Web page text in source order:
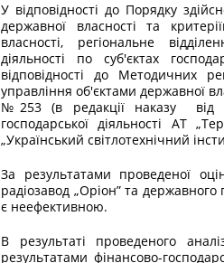
У відповідності до Порядку
державної власності та
власності, регіональне
діяльності по суб'єктах
відповідності до Методичних
управління об'єктами державної
№253 (в редакції наказу від
господарської діяльності АТ
„Український світлотехнічний
За результатами проведеної
радіозавод „Оріон” та державного
є неефективною.
В результаті проведеного
результатами фінансово-